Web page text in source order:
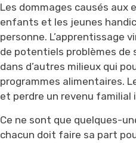
Les dommages causés
enfants et les jeunes
personne. L’apprentissage
de potentiels problèmes
dans d’autres milieux qui
programmes alimentaires.
et perdre un revenu familial
Ce ne sont que quelques-
chacun doit faire sa part